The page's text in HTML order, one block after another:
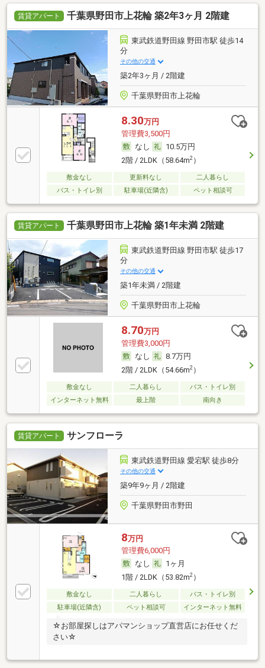
賃貸アパート 千葉県野田市上花輪 築2年3ヶ月 2階建
東武鉄道野田線 野田市駅 徒歩14
分
その他の交通
築2年3ヶ月 / 2階建
千葉県野田市上花輪
8.30万円
管理費3,500円
なし
10.5万円
2階 / 2LDK（58.64m2）
敷金なし 更新料なし
二人暮らし
バス・トイレ別
駐車場(近隣含) ペット相談可
賃貸アパート 千葉県野田市上花輪 築1年未満 2階建
東武鉄道野田線 野田市駅 徒歩17
分
その他の交通
築1年未満 / 2階建
千葉県野田市上花輪
8.70万円
管理費3,000円
なし
8.7万円
2階 / 2LDK（54.66m2）
敷金なし 二人暮らし
バス・トイレ別
インターネット無料
最上階 南向き
賃貸アパート サンフローラ
東武鉄道野田線 愛宕駅 徒歩8分
その他の交通
築9年9ヶ月 / 2階建
千葉県野田市野田
8万円
管理費6,000円
なし
1ヶ月
1階 / 2LDK（53.82m2）
敷金なし 二人暮らし
バス・トイレ別
駐車場(近隣含)
ペット相談可 インターネット無料
☆お部屋探しはアパマンショップ直営店にお任せくだ
さい☆